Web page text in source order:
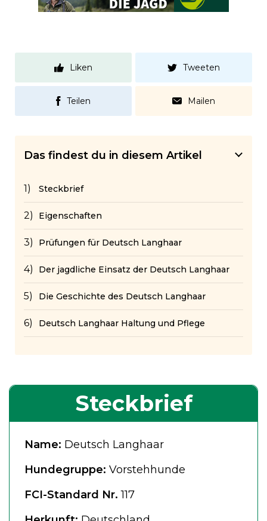
Liken Tweeten
Teilen Mailen
Das findest du in diesem Artikel
Steckbrief
Eigenschaften
Prüfungen für Deutsch Langhaar
Der jagdliche Einsatz der Deutsch Langhaar
Die Geschichte des Deutsch Langhaar
Deutsch Langhaar Haltung und Pflege
Steckbrief
Name: Deutsch Langhaar
Hundegruppe: Vorstehhunde
FCI-Standard Nr. 117